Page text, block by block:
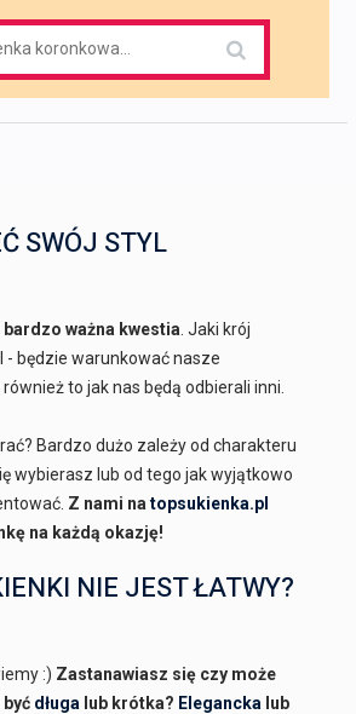
SWÓJ STYL
ważna kwestia . Jaki krój
- będzie warunkować nasze
to jak nas będą odbierali inni.
Bardzo dużo zależy od charakteru
wybierasz lub od tego jak wyjątkowo
Z nami natopsukienka.pl
na każdą okazję!
NIE JEST ŁATWY?
:) Zastanawiasz się czy może
długa lub krótka? Elegancka lub